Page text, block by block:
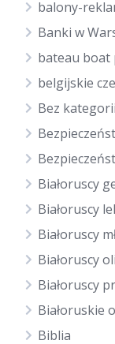
balony-
Banki w
bateau boat
belgijskie
Bez kategorii
Białoruscy
Białoruscy
Białoruscy
Białoruscy
Białoruscy
Białoruskie
Biblia